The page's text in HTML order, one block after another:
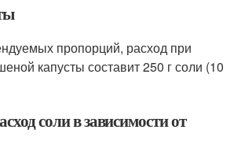
пропорций, расход при
капусты составит 250 г соли (10
соли в зависимости от